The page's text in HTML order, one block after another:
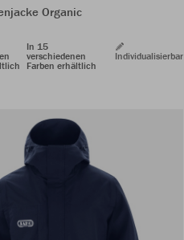
Organic
In 15
verschiedenen
Farben erhältlich
Individualisierbar